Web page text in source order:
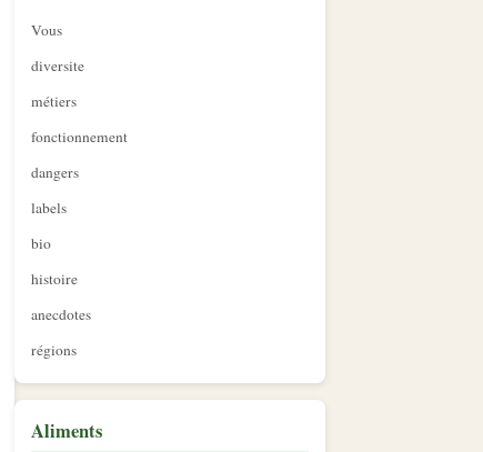
Vous
diversite
métiers
fonctionnement
dangers
labels
bio
histoire
anecdotes
régions
Aliments